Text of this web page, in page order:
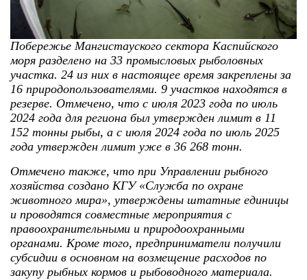
Побережье Мангистауского сектора Каспийского
моря разделено на 33 промысловых рыболовных
участка. 24 из них в настоящее время закреплены за
16 природопользователями. 9 участков находятся в
резерве. Отмечено, что с июля 2023 года по июль
2024 года для региона был утвержден лимит в 11
152 тонны рыбы, а с июля 2024 года по июль 2025
года утвержден лимит уже в 36 268 тонн.
Отмечено также, что при Управлении рыбного
хозяйства создано КГУ «Служба по охране
животного мира», утверждены штатные единицы
и проводятся совместные мероприятия с
правоохранительными и природоохранными
органами. Кроме того, предприниматели получили
субсидии в основном на возмещение расходов по
закупу рыбных кормов и рыбоводного материала.